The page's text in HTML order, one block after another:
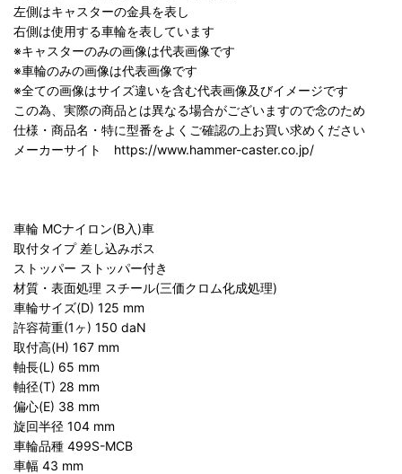
左側はキャスターの金具を表し
右側は使用する車輪を表しています
※キャスターのみの画像は代表画像です
※車輪のみの画像は代表画像です
※全ての画像はサイズ違いを含む代表画像及びイメージです
この為、実際の商品とは異なる場合がございますので念のため
仕様・商品名・特に型番をよくご確認の上お買い求めください
メーカーサイト https://www.hammer-caster.co.jp/
車輪 MCナイロン(B入)車
取付タイプ 差し込みボス
ストッパー ストッパー付き
材質・表面処理 スチール(三価クロム化成処理)
車輪サイズ(D) 125 mm
許容荷重(1ヶ) 150 daN
取付高(H) 167 mm
軸長(L) 65 mm
軸径(T) 28 mm
偏心(E) 38 mm
旋回半径 104 mm
車輪品種 499S-MCB
車幅 43 mm